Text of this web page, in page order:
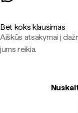
Bet koks klausimas
Aiškūs atsakymai į
jums reikia.